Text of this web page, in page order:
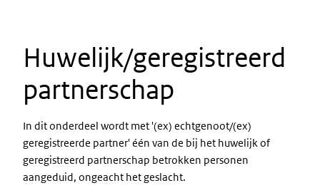
Huwelijk/geregistreerd
partnerschap
In dit onderdeel wordt met '(ex) echtgenoot/(ex)
geregistreerde partner' één van de bij het huwelijk of
geregistreerd partnerschap betrokken personen
aangeduid, ongeacht het geslacht.